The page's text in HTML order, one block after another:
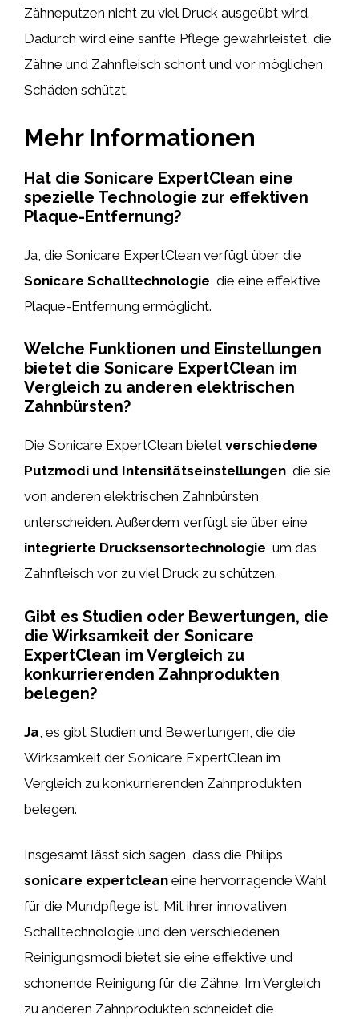
Zähneputzen nicht zu viel Druck ausgeübt wird.
Dadurch wird eine sanfte Pflege gewährleistet, die
Zähne und Zahnfleisch schont und vor möglichen
Schäden schützt.
Mehr Informationen
Hat die Sonicare ExpertClean eine
spezielle Technologie zur effektiven
Plaque-Entfernung?
Ja, die Sonicare ExpertClean verfügt über die
Sonicare Schalltechnologie , die eine effektive
Plaque-Entfernung ermöglicht.
Welche Funktionen und Einstellungen
bietet die Sonicare ExpertClean im
Vergleich zu anderen elektrischen
Zahnbürsten?
Die Sonicare ExpertClean bietet verschiedene
Putzmodi und Intensitätseinstellungen, die sie
von anderen elektrischen Zahnbürsten
unterscheiden. Außerdem verfügt sie über eine
integrierte Drucksensortechnologie, um das
Zahnfleisch vor zu viel Druck zu schützen.
Gibt es Studien oder Bewertungen, die
die Wirksamkeit der Sonicare
ExpertClean im Vergleich zu
konkurrierenden Zahnprodukten
belegen?
Ja , es gibt Studien und Bewertungen, die die
Wirksamkeit der Sonicare ExpertClean im
Vergleich zu konkurrierenden Zahnprodukten
belegen.
Insgesamt lässt sich sagen, dass die Philips
sonicare expertclean eine hervorragende Wahl
für die Mundpflege ist. Mit ihrer innovativen
Schalltechnologie und den verschiedenen
Reinigungsmodi bietet sie eine effektive und
schonende Reinigung für die Zähne. Im Vergleich
zu anderen Zahnprodukten schneidet die